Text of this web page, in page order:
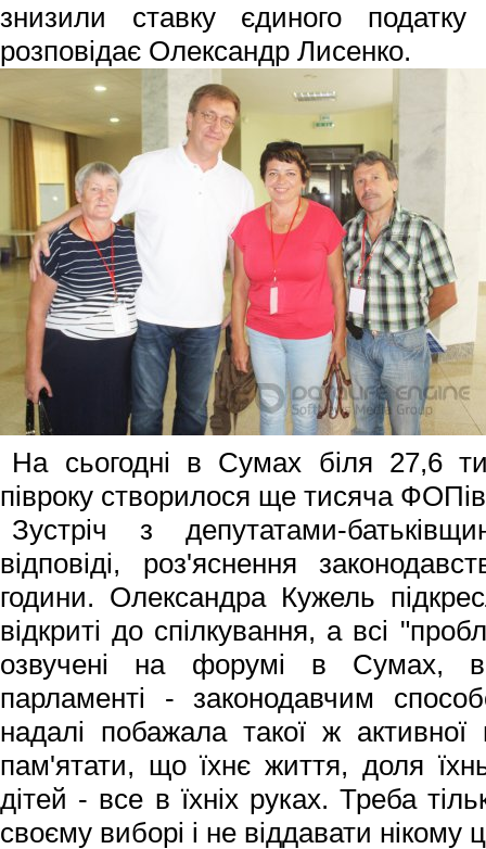
знизили ставку єдиного
розповідає Олександр Лисенко.
На сьогодні в Сумах біля 27,6
півроку створилося ще тисяча
Зустріч з депутатами-
відповіді, роз'яснення
години. Олександра Кужель
відкриті до спілкування, а всі
озвучені на форумі в Сумах,
парламенті - законодавчим
надалі побажала такої ж активної
пам'ятати, що їхнє життя, доля
дітей - все в їхніх руках. Треба
своєму виборі і не віддавати